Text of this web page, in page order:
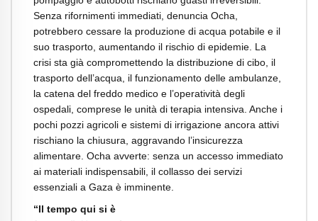
Senza rifornimenti immediati, denuncia Ocha,
potrebbero cessare la produzione di acqua potabile e il
suo trasporto, aumentando il rischio di epidemie. La
crisi sta già compromettendo la distribuzione di cibo, il
trasporto dell’acqua, il funzionamento delle ambulanze,
la catena del freddo medico e l’operatività degli
ospedali, comprese le unità di terapia intensiva. Anche i
pochi pozzi agricoli e sistemi di irrigazione ancora attivi
rischiano la chiusura, aggravando l’insicurezza
alimentare. Ocha avverte: senza un accesso immediato
ai materiali indispensabili, il collasso dei servizi
essenziali a Gaza è imminente.
“Il tempo qui si è